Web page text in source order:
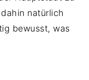
natürlich
bewusst, was